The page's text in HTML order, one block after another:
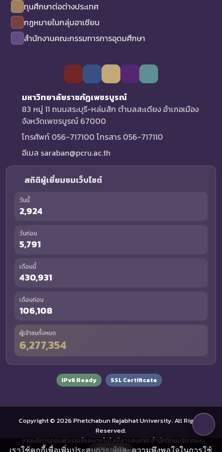
ทุนศึกษาต่อต่างประเทศ
กฏหมายในกลุ่มอาเซียน
สำนักงานคณะกรรมการการอุดมศึกษา
มหาวิทยาลัยราชภัฏเพชรบูรณ์
83 หมู่ 11 ถนนสระบุรี-หล่มสัก ตำบลสะเดียง อำเภอเมือง
จังหวัดเพชรบูรณ์ 67000
โทรศัพท์ 056-717100 โทรสาร 056-717110
อีเมล saraban@pcru.ac.th
สถิติผู้เยี่ยมชมเว็บไซต์
วันนี้
2,924
วันก่อน
5,791
เดือนนี้
430,931
เดือนก่อน
106,108
ผู้เข้าชมทั้งหมด
6,277,354
IPv6 Ready SSL Certificate
Copyright © 2026 Phetchabun Rajabhat University. All Rights
Reserved.
งานบริการคอมพิวเตอร์และเทคโนโลยีสารสนเทศ สำนักวิทยบริการและ